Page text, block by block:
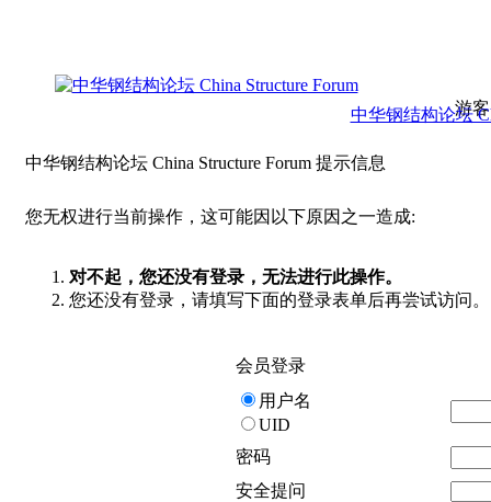
游
中华钢结构论坛
中华钢结构论坛 China Structure Forum 提示信息
您无权进行当前操作，这可能因以下原因之一造成:
对不起，您还没有登录，无法进行此操作。
您还没有登录，请填写下面的登录表单后再尝试访问。
会员登录
用户名
UID
密码
安全提问